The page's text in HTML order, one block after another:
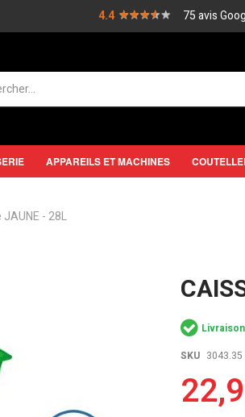
4.4 ★★★★★
★★★★★ 75 avis
APPAREILS ET MACHINES
- 28L
SKU 3043.35